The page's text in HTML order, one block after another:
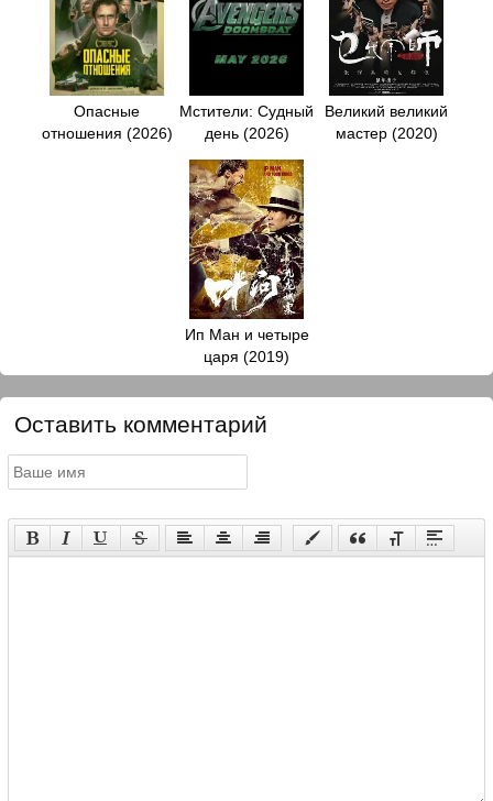
Опасные
отношения (2026)
Мстители: Судный
день (2026)
Великий великий
мастер (2020)
Ип Ман и четыре
царя (2019)
Оставить комментарий